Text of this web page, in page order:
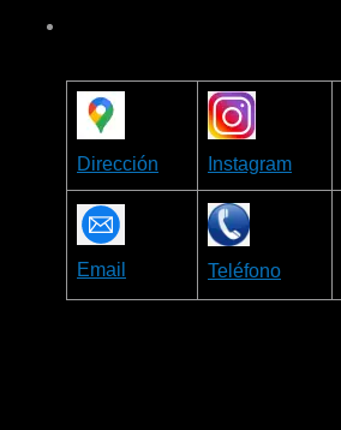
Dirección Instagram
Email Teléfono